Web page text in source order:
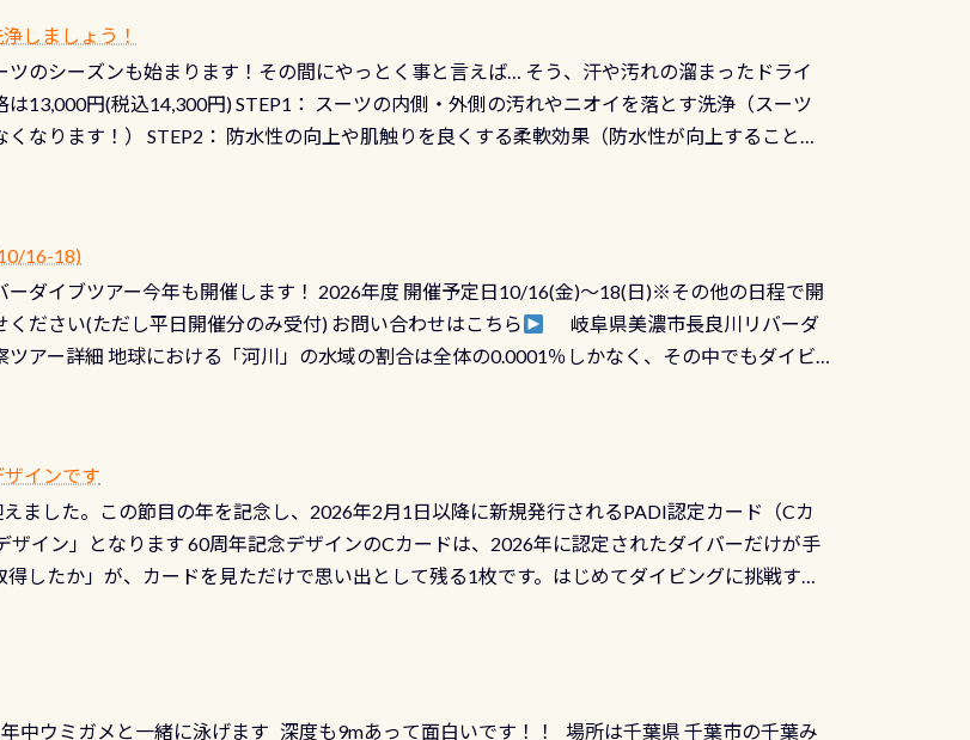
しましょう！
のシーズンも始まります！その間にやっとく事と言えば… そう、汗や汚れの溜まったドライ
13,000円(税込14,300円) STEP1： スーツの内側・外側の汚れやニオイを落とす洗浄（スーツ
なります！） STEP2： 防水性の向上や肌触りを良くする柔軟効果（防水性が向上することで
始めてから水漏れする…ってのは避けましょう！実際水につけて水検査して調べます ●給気バ
、ドライスーツクリーニングの際に行うのですが、空気を送り込む「給気バルブ」のオーバ
言うと給気ボタンの点検と一緒な訳ですから、ボタンが潮噛みしてドライスーツに空気が入り
にしっかり点検しましょう！まだした事がない方はこれを機会に是非やってください！！ ●
査代」が5,500円掛かります そこで下記のキャンペーンを利用してみてはどうでしょうか？
検・オーバーホールを出して頂いた方は、上記の水検査料5,500円がなんと無料になります！
も出そうと思ってる方は、セットでこの水検査も出しましょう！そし続きを読む
16-18)
ーダイブツアー今年も開催します！ 2026年度 開催予定日10/16(金)～18(日)※その他の日程で開
ださい(ただし平日開催分のみ受付) お問い合わせはこちら
岐阜県美濃市長良川リバーダ
アー詳細 地球における「河川」の水域の割合は全体の0.0001％しかなく、その中でもダイビ
おります 長良川ってどんな川？ 長良川は日本三大清流(四万十川、柿田川)の１つに数えられ
無い川のこと）で岐阜県の郡上市に始まり、美濃を経て伊勢湾に流れます1985年には環境省
「日本の水浴場88選」に全国で唯一河川で選ばれた清流です川にしては珍しく、水深が深い
ングを楽しむことが出来ます 川原からのエントリーエキジットは正に大自然の中でのダイビ
などもあり、なかなか海では見られない光景です 透明度の良い川を数百メートルドリフトす
インです
ました。この節目の年を記念し、2026年2月1日以降に新規発行されるPADI認定カード（Cカ
ザイン」となります 60周年記念デザインのCカードは、2026年に認定されたダイバーだけが手
したか」が、カードを見ただけで思い出として残る1枚です。はじめてダイビングに挑戦する
】※ PADI Freediver、Mermaid、EFR、TECなど特別プログラムの専用カードが発行されるもの
中ウミガメと一緒に泳げます 深度も9mあって面白いです！！ 場所は千葉県 千葉市の千葉み